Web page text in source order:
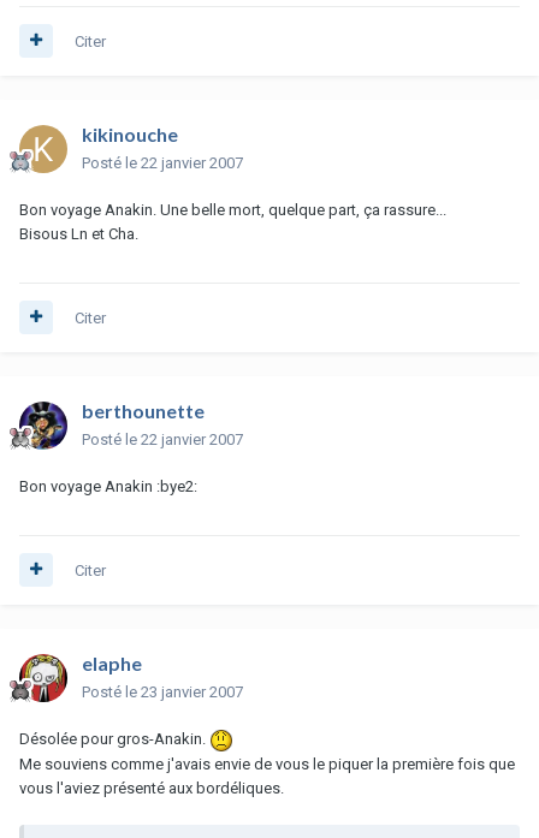
Citer
kikinouche
Posté le 22 janvier 2007
Bon voyage Anakin. Une belle mort, quelque part, ça rassure...
Bisous Ln et Cha.
Citer
berthounette
Posté le 22 janvier 2007
Bon voyage Anakin :bye2:
Citer
elaphe
Posté le 23 janvier 2007
Désolée pour gros-Anakin.
Me souviens comme j'avais envie de vous le piquer la première fois que
vous l'aviez présenté aux bordéliques.